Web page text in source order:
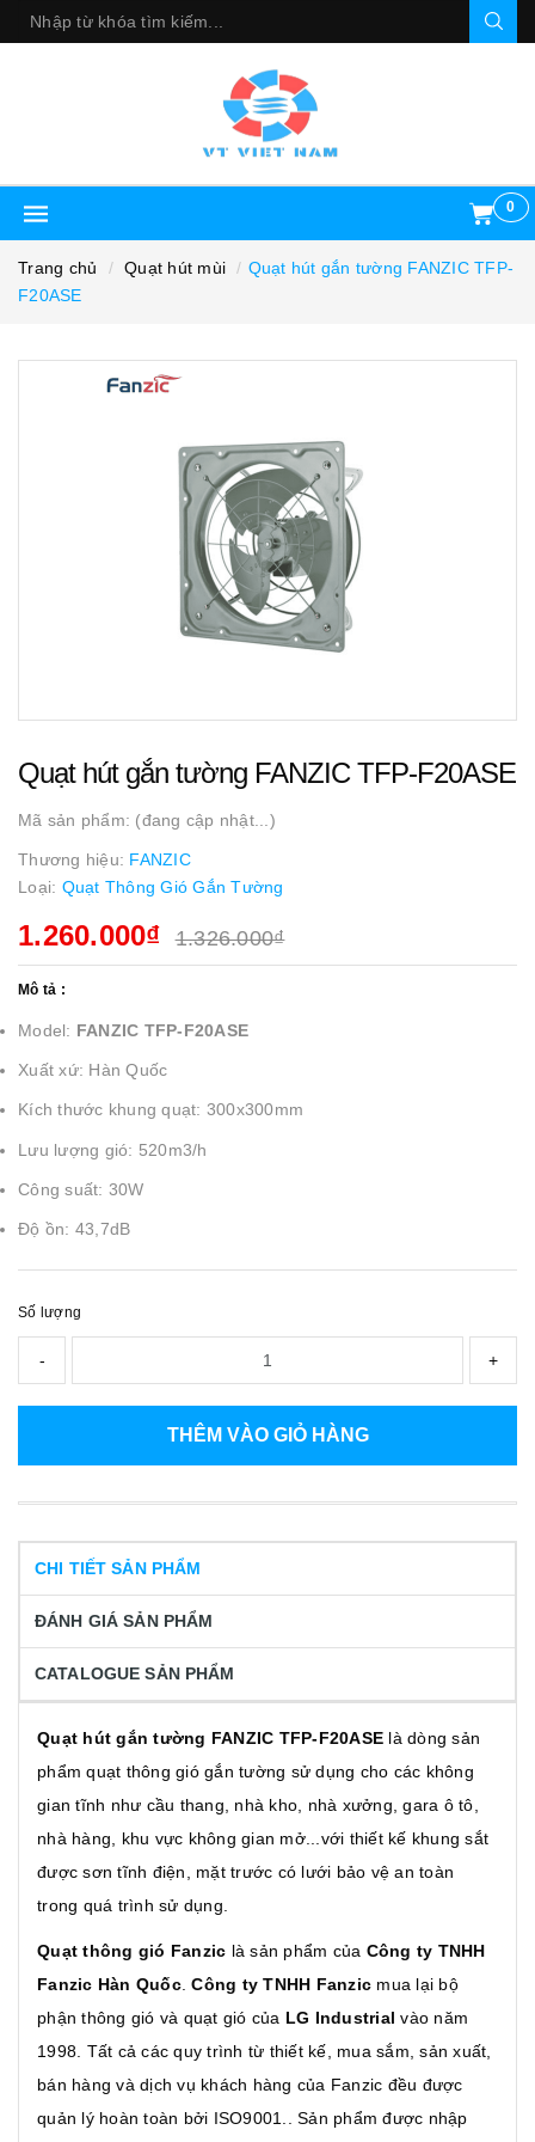
0
Trang chủ Quạt hút mùi
Quạt hút gắn tường FANZIC TFP-
F20ASE
Quạt hút gắn tường FANZIC TFP-F20ASE
Mã sản phẩm: (đang cập nhật...)
Thương hiệu: FANZIC
Loại: Quạt Thông Gió Gắn Tường
1.260.000₫ 1.326.000₫
Mô tả :
Model: FANZIC TFP-F20ASE
Xuất xứ: Hàn Quốc
Kích thước khung quạt: 300x300mm
Lưu lượng gió: 520m3/h
Công suất: 30W
Độ ồn: 43,7dB
Số lượng
- +
THÊM VÀO GIỎ HÀNG
CHI TIẾT SẢN PHẨM
ĐÁNH GIÁ SẢN PHẨM
CATALOGUE SẢN PHẨM
Quạt hút gắn tường FANZIC TFP-F20ASE là dòng sản
phẩm quạt thông gió gắn tường sử dụng cho các không
gian tĩnh như cầu thang, nhà kho, nhà xưởng, gara ô tô,
nhà hàng, khu vực không gian mở...với thiết kế khung sắt
được sơn tĩnh điện, mặt trước có lưới bảo vệ an toàn
trong quá trình sử dụng.
Quạt thông gió Fanzic là sản phẩm của Công ty TNHH
Fanzic Hàn Quốc.Công ty TNHH Fanzic mua lại bộ
phận thông gió và quạt gió của LG Industrial vào năm
1998. Tất cả các quy trình từ thiết kế, mua sắm, sản xuất,
bán hàng và dịch vụ khách hàng của Fanzic đều được
quản lý hoàn toàn bởi ISO9001.. Sản phẩm được nhập